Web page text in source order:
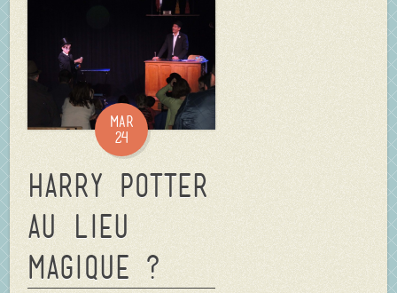
Mar
24
Harry POTTER
au Lieu
Magique ?